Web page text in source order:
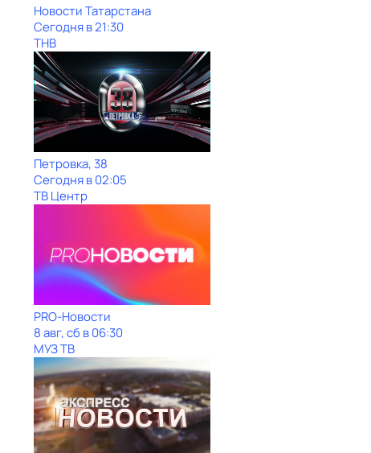
Новости Татарстана
Сегодня в 21:30
ТНВ
Петровка, 38
Сегодня в 02:05
ТВ Центр
PRO-Новости
8 авг, сб в 06:30
МУЗ ТВ